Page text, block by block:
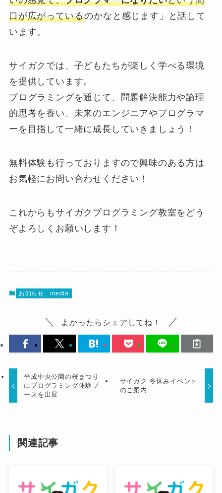
口が広がっているのかなと感じます」と話して
います。
サイガクでは、子どもたちが楽しく学べる環境
を提供しています。
プログラミングを通じて、問題解決能力や論理
的思考を養い、未来のエンジニアやプログラマ
ーを目指して一緒に成長していきましょう！
無料体験も行っておりますので興味のある方は
お気軽にお問い合わせください！
これからもサイガクプログラミング教室をどう
ぞよろしくお願いします！
お知らせ media
よかったらシェアしてね！
平成中央公園の桜まつり
にプログラミング体験ブ
ースを出展
サイガク 冬休みイベント
のご案内
関連記事